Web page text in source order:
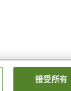
接受所有